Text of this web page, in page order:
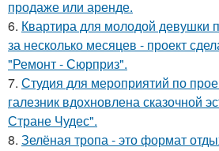
продаже или аренде.
6. Квартира для молодой девушки
за несколько месяцев - проект
"Ремонт - Сюрприз".
7. Студия для мероприятий по
галезник вдохновлена сказочной
Стране Чудес".
8. Зелёная тропа - это формат